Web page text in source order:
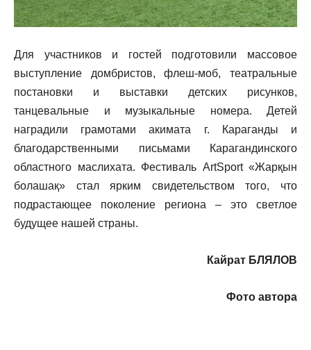
Для участников и гостей подготовили массовое
выступление домбристов, флеш-моб, театральные
постановки и выставки детских рисунков,
танцевальные и музыкальные номера. Детей
наградили грамотами акимата г. Караганды и
благодарственными письмами Карагандинского
областного маслихата. Фестиваль ArtSport «Жарқын
болашақ» стал ярким свидетельством того, что
подрастающее поколение региона – это светлое
будущее нашей страны.
Кайрат БЛЯЛОВ
Фото автора